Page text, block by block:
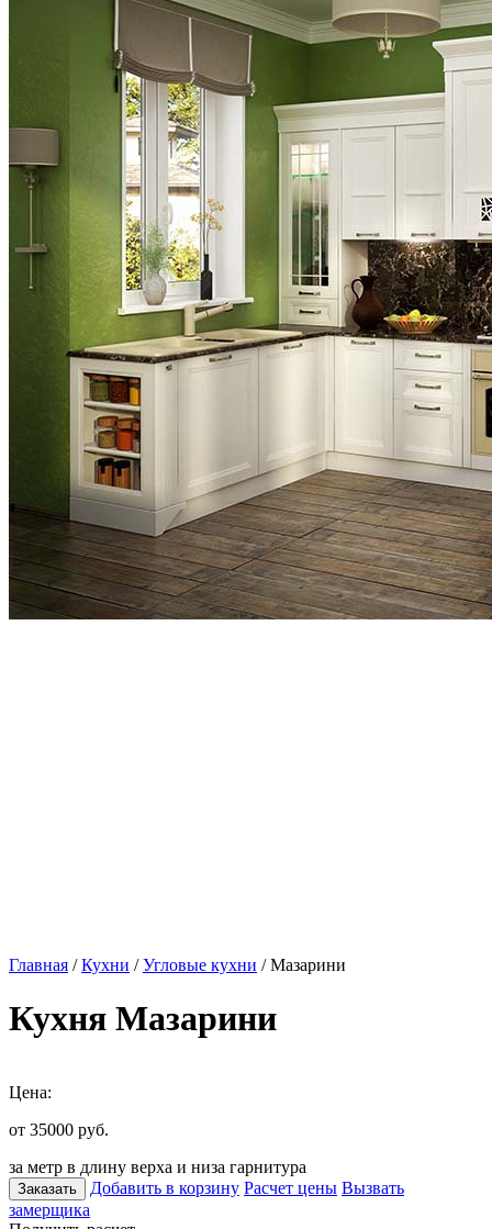
Главная /Кухни /Угловые кухни / Мазарини
Кухня Мазарини
Цена:
от 35000 руб.
за метр в длину верха и низа гарнитура
Заказать Добавить в корзину Расчет цены Вызвать
замерщика